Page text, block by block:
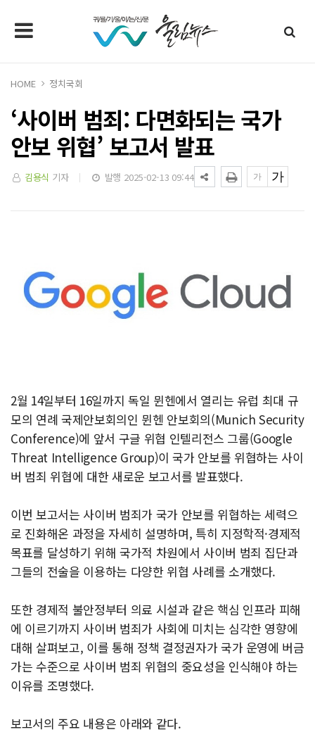
HOME 정치국회
‘사이버 범죄: 다면화되는 국가
안보 위협’ 보고서 발표
김용식 기자 발행 2025-02-13 09:44
2월 14일부터 16일까지 독일 뮌헨에서 열리는 유럽 최대 규
모의 연례 국제안보회의인 뮌헨 안보회의(Munich Security
Conference)에 앞서 구글 위협 인텔리전스 그룹(Google
Threat Intelligence Group)이 국가 안보를 위협하는 사이
버 범죄 위협에 대한 새로운 보고서를 발표했다.
이번 보고서는 사이버 범죄가 국가 안보를 위협하는 세력으
로 진화해온 과정을 자세히 설명하며, 특히 지정학적·경제적
목표를 달성하기 위해 국가적 차원에서 사이버 범죄 집단과
그들의 전술을 이용하는 다양한 위협 사례를 소개했다.
또한 경제적 불안정부터 의료 시설과 같은 핵심 인프라 피해
에 이르기까지 사이버 범죄가 사회에 미치는 심각한 영향에
대해 살펴보고, 이를 통해 정책 결정권자가 국가 운영에 버금
가는 수준으로 사이버 범죄 위협의 중요성을 인식해야 하는
이유를 조명했다.
보고서의 주요 내용은 아래와 같다.